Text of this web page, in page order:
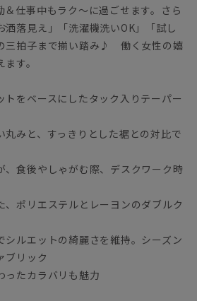
＆仕事中もラク～に過ごせます。さら
洒落見え」「洗濯機洗いOK」「試し
三拍子まで揃い踏み♪ 働く女性の嬉
す。
トをベースにしたタック入りテーパー
丸みと、すっきりとした裾との対比で
、食後やしゃがむ際、デスクワーク時
、ポリエステルとレーヨンのダブルク
シルエットの綺麗さを維持。シーズン
ブリック
ったカラバリも魅力